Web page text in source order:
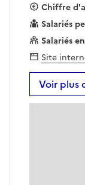
Chiffre
Salariés
Salariés
Site
Voir plus